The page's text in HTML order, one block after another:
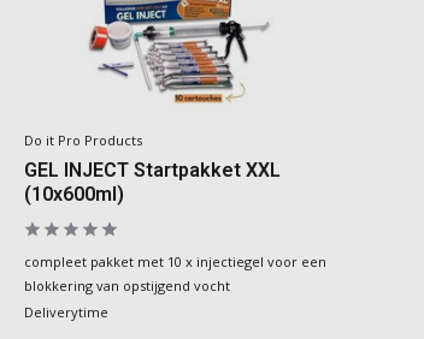
Do it Pro Products
GEL INJECT Startpakket XXL
(10x600ml)
compleet pakket met 10 x injectiegel voor een
blokkering van opstijgend vocht
Deliverytime